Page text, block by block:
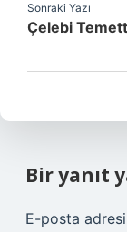
Sonraki Yazı
Çelebi
Bir yanıt
E-posta